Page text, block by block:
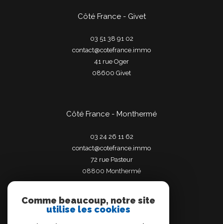
Côté France - Givet
03 51 38 91 02
contact@cotefrance.immo
41 rue Oger
08600
givet
Côté France - Monthermé
03 24 26 11 62
contact@cotefrance.immo
72 rue Pasteur
08800
monthermé
Adhérents
Comme beaucoup, notre site
utilise les cookies